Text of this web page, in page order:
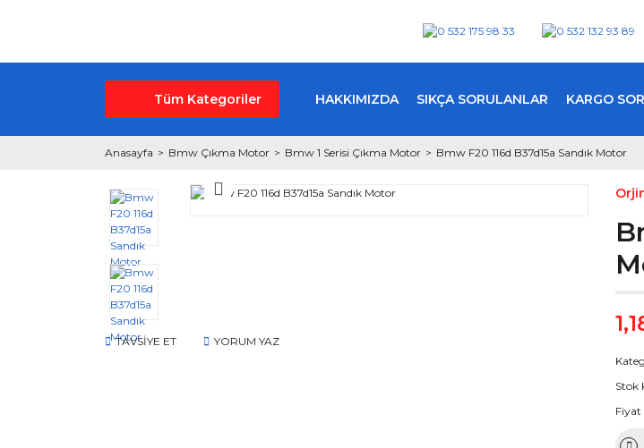
Tüm Kategoriler HAKKIMIZDA SIKÇA SORULANLAR KARGO
Anasayfa Bmw Çıkma Motor Bmw 1 Serisi Çıkma Motor Bmw F20 116d B37d15a Sandık Motor
TAVSİYE ET YORUM YAZ
Stok
Fiyat